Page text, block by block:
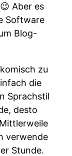
Aber es
Software
Blog-
zu
die
Sprachstil
desto
verwende
Stunde.